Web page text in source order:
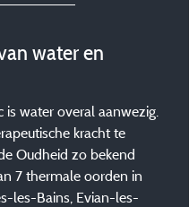
water en
is water overal aanwezig.
kracht te
Oudheid zo bekend
7 thermale oorden in
les-Bains, Evian-les-